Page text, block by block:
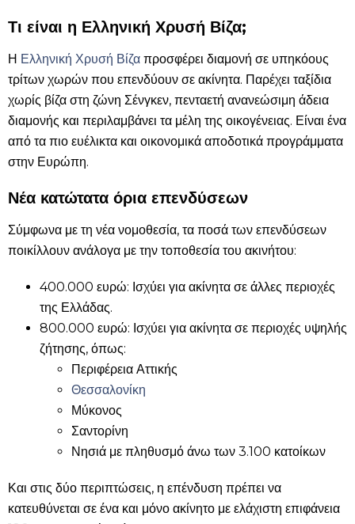
Τι είναι η Ελληνική Χρυσή Βίζα;
Η Ελληνική Χρυσή Βίζα προσφέρει διαμονή σε υπηκόους
τρίτων χωρών που επενδύουν σε ακίνητα. Παρέχει ταξίδια
χωρίς βίζα στη ζώνη Σένγκεν, πενταετή ανανεώσιμη άδεια
διαμονής και περιλαμβάνει τα μέλη της οικογένειας. Είναι ένα
από τα πιο ευέλικτα και οικονομικά αποδοτικά προγράμματα
στην Ευρώπη.
Νέα κατώτατα όρια επενδύσεων
Σύμφωνα με τη νέα νομοθεσία, τα ποσά των επενδύσεων
ποικίλλουν ανάλογα με την τοποθεσία του ακινήτου:
400.000 ευρώ: Ισχύει για ακίνητα σε άλλες περιοχές
της Ελλάδας.
800.000 ευρώ: Ισχύει για ακίνητα σε περιοχές υψηλής
ζήτησης, όπως:
Περιφέρεια Αττικής
Θεσσαλονίκη
Μύκονος
Σαντορίνη
Νησιά με πληθυσμό άνω των 3.100 κατοίκων
Και στις δύο περιπτώσεις, η επένδυση πρέπει να
κατευθύνεται σε ένα και μόνο ακίνητο με ελάχιστη επιφάνεια